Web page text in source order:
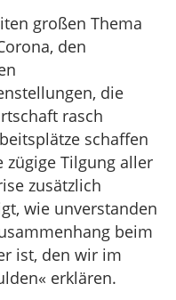
großen Thema
den
die
rasch
schaffen
zügige Tilgung aller
zusätzlich
wie unverstanden
beim
ist, den wir im
erklären.